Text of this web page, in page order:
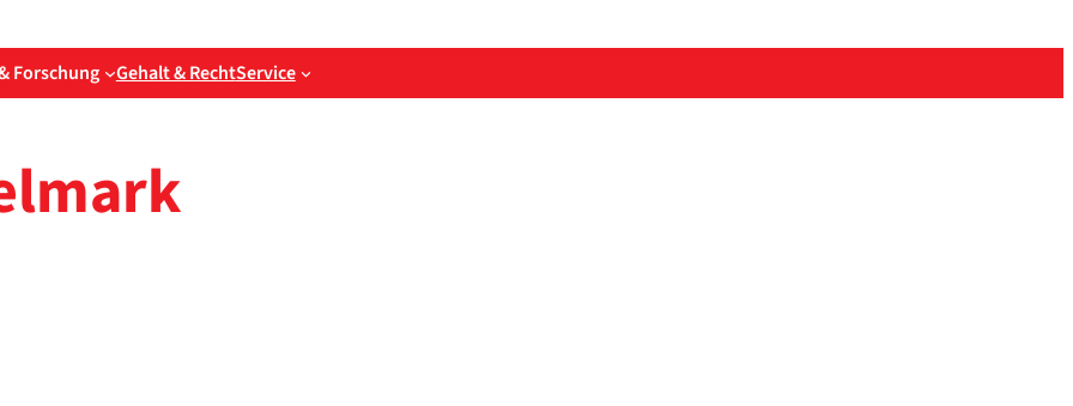
Forschung Gehalt & RechtService